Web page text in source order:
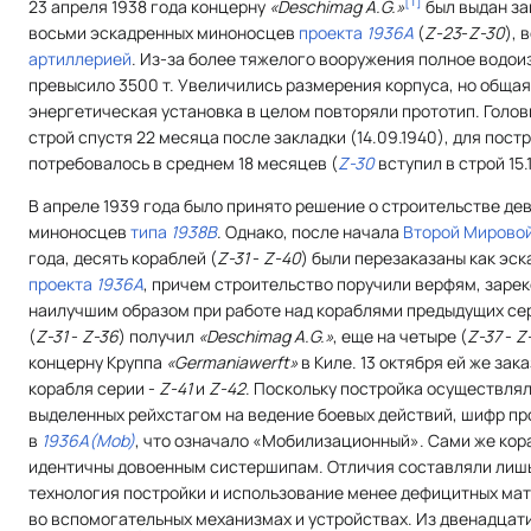
23 апреля 1938 года концерну «Deschimag A.G.»
был выдан
восьми эскадренных миноносцев проекта 1936A (Z-23-Z-30),
артиллерией. Из-за более тяжелого вооружения полное
превысило 3500 т. Увеличились размерения корпуса, но
энергетическая установка в целом повторяли прототип.
строй спустя 22 месяца после закладки (14.09.1940), для
потребовалось в среднем 18 месяцев (Z-30вступил в строй
В апреле 1939 года было принято решение о строительстве
миноносцев типа 1938B. Однако, после начала Второй
года, десять кораблей (Z-31- Z-40) были перезаказаны как
проекта 1936A, причем строительство поручили верфям,
наилучшим образом при работе над кораблями предыдущих
(Z-31- Z-36) получил «Deschimag A.G.», еще на четыре (Z-37-
концерну Круппа «Germaniawerft»в Киле. 13 октября ей же
корабля серии - Z-41и Z-42. Поскольку постройка
выделенных рейхстагом на ведение боевых действий, шифр
в 1936A(Mob), что означало «Мобилизационный». Сами же
идентичны довоенным систершипам. Отличия составляли
технология постройки и использование менее дефицитных
во вспомогательных механизмах и устройствах. Из